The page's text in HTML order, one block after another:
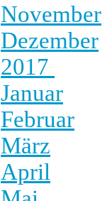
November
Dezember
2017
Januar
Februar
März
April